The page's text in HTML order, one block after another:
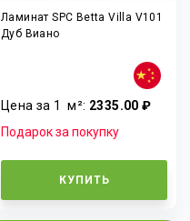
Ламинат SPC Betta Villa V101
Дуб Виано
Цена за 1м²: 2335.00 ₽
Подарок за покупку
КУПИТЬ